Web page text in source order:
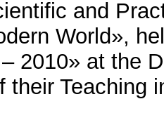
and
World»,
2010» at the
their Teaching